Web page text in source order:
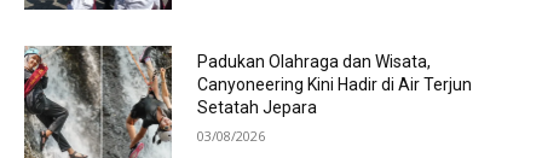
Padukan Olahraga dan Wisata,
Canyoneering Kini Hadir di Air Terjun
Setatah Jepara
03/08/2026